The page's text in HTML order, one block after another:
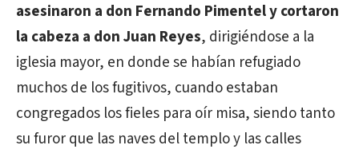
asesinaron a don Fernando Pimentel y cortaron
la cabeza a don Juan Reyes, dirigiéndose a la
iglesia mayor, en donde se habían refugiado
muchos de los fugitivos, cuando estaban
congregados los fieles para oír misa, siendo tanto
su furor que las naves del templo y las calles